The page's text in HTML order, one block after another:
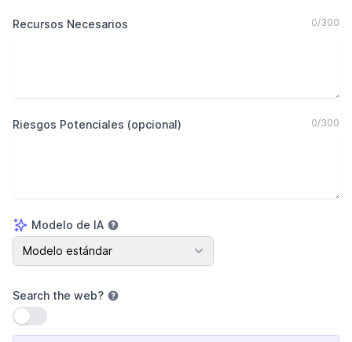
Recursos Necesarios 0/300
Riesgos Potenciales (opcional) 0/300
Modelo de IA
Modelo de IA
Modelo estándar
Search the web?
Usar configuración